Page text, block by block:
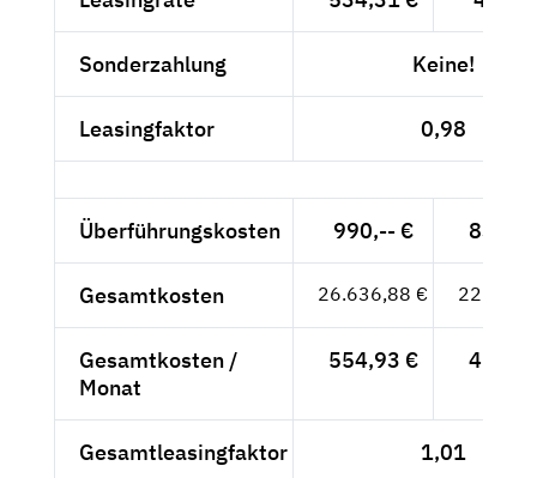
Sonderzahlung Keine!
Leasingfaktor 0,98
Überführungskosten 990,-- €
Gesamtkosten 26.636,88 €
Gesamtkosten /
Monat
554,93 €
Gesamtleasingfaktor 1,01